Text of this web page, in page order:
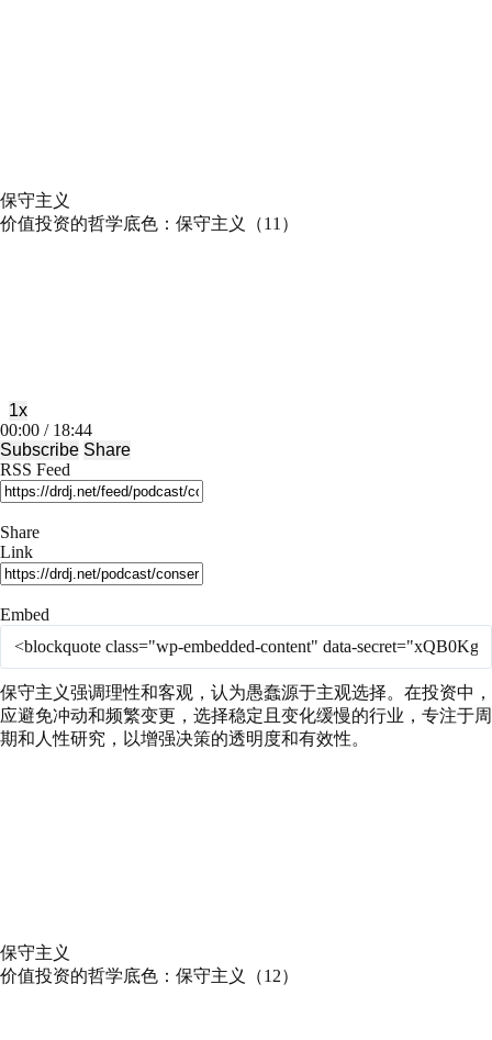
保守主义
价值投资的哲学底色：保守主义（11）
Mute/Unmute
Episode
Rewind
10
Seconds
1x
Fast
Forward
30
seconds
00:00 / 18:44
Subscribe Share
RSS Feed
Share
Link
Embed
保守主义强调理性和客观，认为愚蠢源于主观选择。在投资中，
应避免冲动和频繁变更，选择稳定且变化缓慢的行业，专注于周
期和人性研究，以增强决策的透明度和有效性。
保守主义
价值投资的哲学底色：保守主义（12）